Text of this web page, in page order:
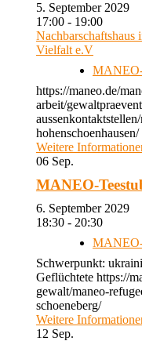
5. September 2029
17:00 - 19:00
Nachbarschaftshaus
Vielfalt e.V
https://maneo.de/
arbeit/
hohenschoenhausen/
Weitere
06 Sep.
MANEO-
6. September 2029
18:30 - 20:30
MANEO-
Schwerpunkt:
Geflüchtete https://
gewalt/maneo-
schoeneberg/
Weitere
12 Sep.